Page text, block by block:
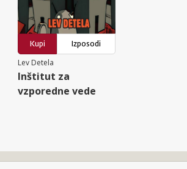
Kupi
Izposodi
Lev Detela
Inštitut za
vzporedne vede